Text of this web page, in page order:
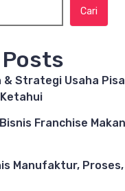
Cari
Strategi Usaha
Franchise
Manufaktur,